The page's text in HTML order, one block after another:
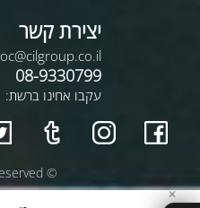
יצירת קשר
oc@cilgroup.co.il
08-9330799
עקבו אחינו ברשת:
© All Rights Reserved
✕